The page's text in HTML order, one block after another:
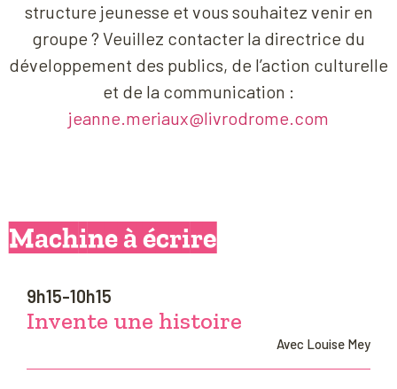
structure jeunesse et vous souhaitez venir en
groupe ? Veuillez contacter la directrice du
développement des publics, de l’action culturelle
et de la communication :
jeanne.meriaux@livrodrome.com
Machine à écrire
9h15-10h15
Invente une histoire
Avec Louise Mey